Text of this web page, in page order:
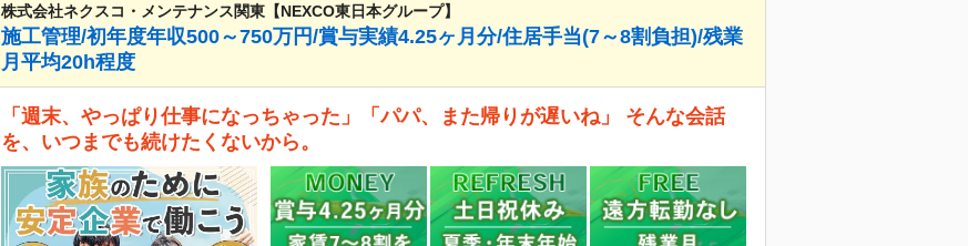
株式会社ネクスコ・メンテナンス関東【NEXCO東日本グループ】
施工管理/初年度年収500～750万円/賞与実績4.25ヶ月分/住居手当(7～8割負担)/残業
月平均20h程度
「週末、やっぱり仕事になっちゃった」「パパ、また帰りが遅いね」 そんな会話
を、いつまでも続けたくないから。